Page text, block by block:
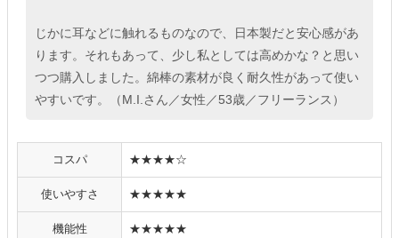
じかに耳などに触れるものなので、日本製だと安心感があ
ります。それもあって、少し私としては高めかな？と思い
つつ購入しました。綿棒の素材が良く耐久性があって使い
やすいです。（M.I.さん／女性／53歳／フリーランス）
コスパ ★★★★☆
使いやすさ ★★★★★
機能性 ★★★★★